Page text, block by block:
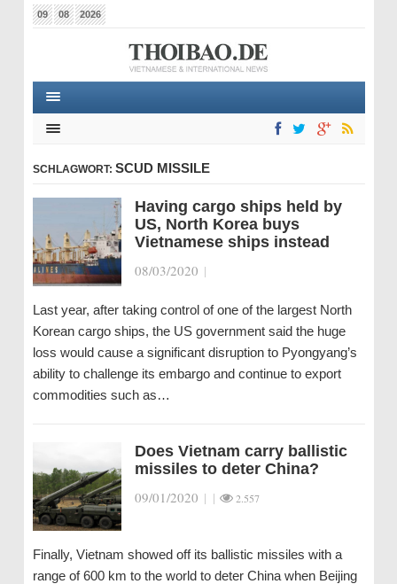
09 08 2026
SCHLAGWORT: SCUD MISSILE
Having cargo ships held by
US, North Korea buys
Vietnamese ships instead
08/03/2020 |
Last year, after taking control of one of the largest North
Korean cargo ships, the US government said the huge
loss would cause a significant disruption to Pyongyang’s
ability to challenge its embargo and continue to export
commodities such as…
Does Vietnam carry ballistic
missiles to deter China?
09/01/2020 | | 2.557
Finally, Vietnam showed off its ballistic missiles with a
range of 600 km to the world to deter China when Beijing